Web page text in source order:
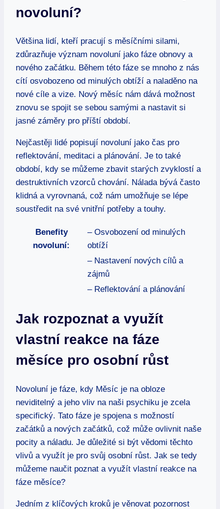
novoluní?
Většina lidí, kteří pracují s měsíčními silami,
zdůrazňuje význam novoluní jako fáze obnovy a
nového začátku. Během této fáze se mnoho z nás
cítí osvobozeno od minulých obtíží a naladěno na
nové cíle a vize. Nový měsíc nám dává možnost
znovu se spojit se sebou samými a nastavit si
jasné záměry pro příští období.
Nejčastěji lidé popisují novoluní jako čas pro
reflektování, meditaci a plánování. Je to také
období, kdy se můžeme zbavit starých zvyklostí a
destruktivních vzorců chování. Nálada bývá často
klidná a vyrovnaná, což nám umožňuje se lépe
soustředit na své vnitřní potřeby a touhy.
Benefity
novoluní:
– Osvobození od minulých
obtíží
– Nastavení nových cílů a
zájmů
– Reflektování a plánování
Jak rozpoznat a využít
vlastní reakce na fáze
měsíce pro osobní růst
Novoluní je fáze, kdy Měsíc je na obloze
neviditelný a jeho vliv na naši psychiku je zcela
specifický. Tato fáze je spojena s možností
začátků a nových začátků, což může ovlivnit naše
pocity a náladu. Je důležité si být vědomi těchto
vlivů a využít je pro svůj osobní růst. Jak se tedy
můžeme naučit poznat a využít vlastní reakce na
fáze měsíce?
Jedním z klíčových kroků je věnovat pozornost